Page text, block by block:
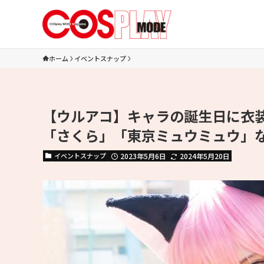
ホーム イベントスナップ
【ウルアコ】キャラの誕生日に
「さくら」「東京ミュウミュウ
イベントスナップ 2023年5月6日 2024年5月20日